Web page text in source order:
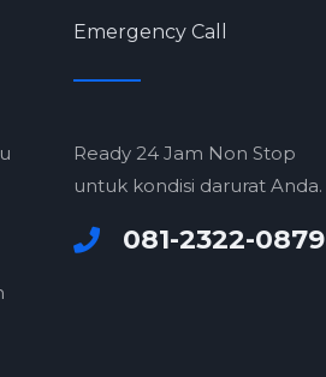
Emergency Call
Ready 24 Jam Non Stop
untuk kondisi darurat Anda.
081-2322-0879